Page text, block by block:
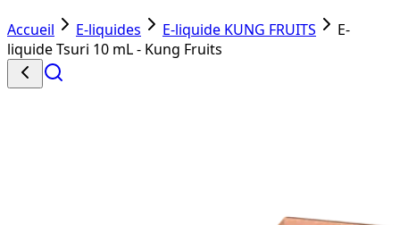
Accueil E-liquides E-liquide KUNG FRUITS
E-
liquide Tsuri 10 mL - Kung Fruits